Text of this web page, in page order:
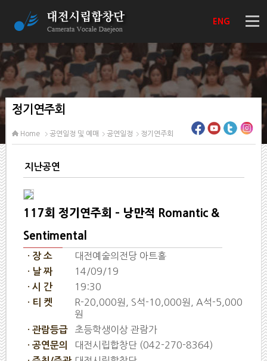
ENG
정기연주회
Home 공연일정 및 예매 공연일정 정기연주회
지난공연
117회 정기연주회 - 낭만적 Romantic &
Sentimental
· 장 소 대전예술의전당 아트홀
· 날 짜 14/09/19
· 시 간 19:30
· 티 켓
R-20,000원, S석-10,000원, A석-5,000
원
· 관람등급 초등학생이상 관람가
· 공연문의 대전시립합창단 (042-270-8364)